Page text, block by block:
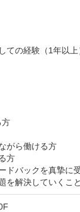
ての経験（1年以上
方
がら働ける方
方
ドバックを真摯に
を解決していくこ